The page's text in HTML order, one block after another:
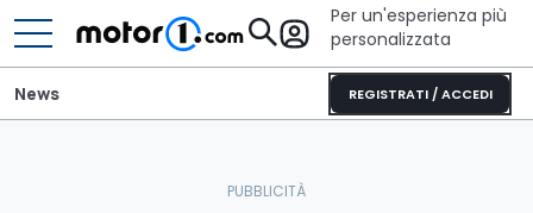
Per un'esperienza più
personalizzata
REGISTRATI / ACCEDI
News